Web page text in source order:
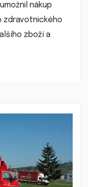
nákup
zdravotnického
zboží a